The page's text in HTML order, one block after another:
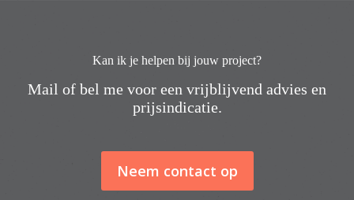
Kan ik je helpen bij jouw project?
Mail of bel me voor een vrijblijvend advies en
prijsindicatie.
Neem contact op